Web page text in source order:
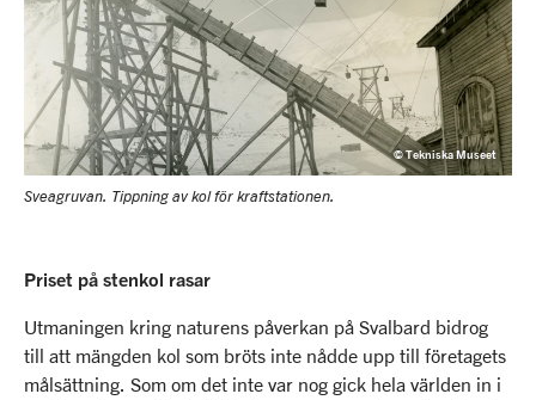
© Tekniska Museet
Sveagruvan. Tippning av kol för kraftstationen.
Priset på stenkol rasar
Utmaningen kring naturens påverkan på Svalbard bidrog
till att mängden kol som bröts inte nådde upp till företagets
målsättning. Som om det inte var nog gick hela världen in i